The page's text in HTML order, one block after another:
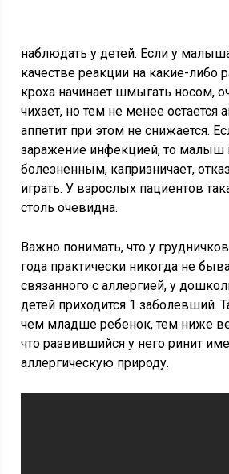
наблюдать у детей. Если у
качестве реакции на какие-либо
кроха начинает шмыгать носом,
чихает, но тем не менее остается
аппетит при этом не снижается.
заражение инфекцией, то малыш
болезненным, капризничает,
играть. У взрослых пациентов
столь очевидна.
Важно понимать, что у
года практически никогда не
связанного с аллергией, у
детей приходится 1 заболевший.
чем младше ребенок, тем ниже
что развившийся у него ринит
аллергическую природу.